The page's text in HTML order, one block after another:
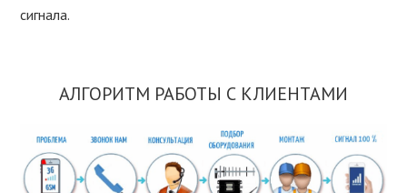
сигнала.
АЛГОРИТМ РАБОТЫ С КЛИЕНТАМИ